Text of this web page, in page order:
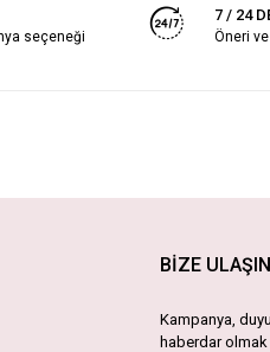
seçeneği
7 / 24
Öneri
BİZE ULAŞIN
Kampanya,
haberdar